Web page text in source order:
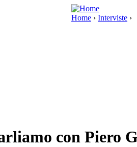
Home › Interviste ›
con Piero